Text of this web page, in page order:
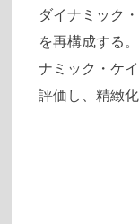
ダイナミック
を再構成する
ナミック・ケ
評価し、精緻化